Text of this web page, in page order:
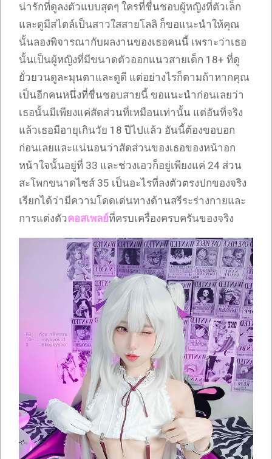
น่ารักที่ดูลงตัวแบบสุดๆ ใครที่ชื่นชอบผู้หญิงที่ตัวเล็ก
และดูมีสไตล์เป็นสาวใสสายโลลิ ก็ขอแนะนำให้คุณ
นั้นลองพิจารณากับผลงานของเธอคนนี้ เพราะว่าเธอ
นั้นเป็นผู้หญิงที่มีขนาดตัวออกแนวสายเด็ก 18+ ที่ดู
ยั่วยวนดูละมุนตาและดูดี แต่อย่างไรก็ตามถ้าหากคุณ
เป็นอีกคนหนึ่งที่ชื่นชอบสายนี้ ขอแนะนำก่อนเลยว่า
เธอนั้นมีเพียงแค่สัดส่วนที่เหมือนเท่านั้น แต่อันที่จริง
แล้วเธอมีอายุเกินวัย 18 ปีไปแล้ว อันนี้ต้องขอบอก
ก่อนเลยและแน่นอนว่าสัดส่วนของเธอของหน้าอก
หน้าใจนั้นอยู่ที่ 33 และช่วงเอวก็อยู่เพียงแค่ 24 ส่วน
สะโพกขนาดไซส์ 35 เป็นอะไรที่ลงตัวตรงปกของจริง
เรียกได้ว่ามีความโดดเด่นทางด้านสรีระร่างกายและ
การแต่งตัวคอสเพลย์ที่ครบเครื่องครบครันของจริง